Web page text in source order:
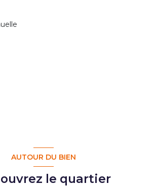
AUTOUR DU BIEN
le quartier